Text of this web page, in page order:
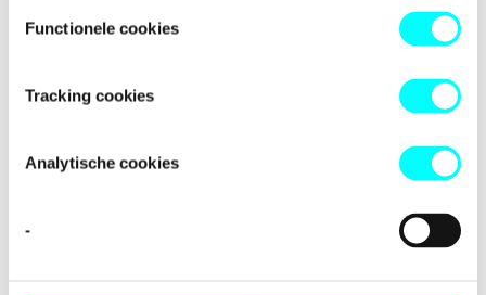
Functionele cookies
Tracking cookies
Analytische cookies
-
-side exception has occurred while
browser consolefor